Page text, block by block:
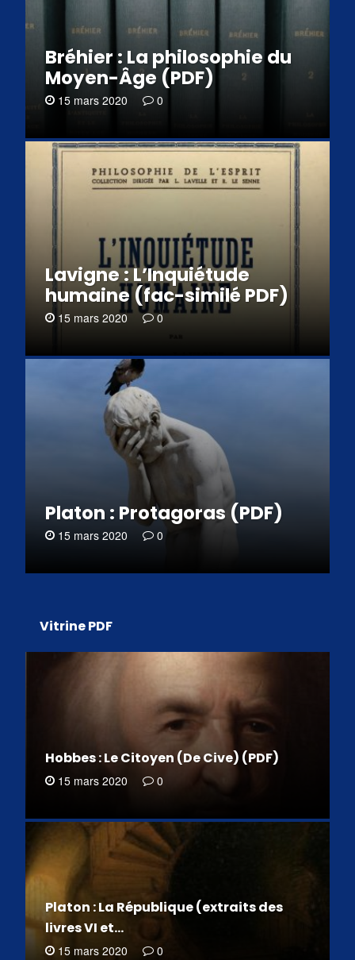
Bréhier : La philosophie du
Moyen-Âge (PDF)
15 mars 2020 0
Lavigne : L’Inquiétude
humaine (fac-similé PDF)
15 mars 2020 0
Platon : Protagoras (PDF)
15 mars 2020 0
Vitrine PDF
Hobbes : Le Citoyen (De Cive) (PDF)
15 mars 2020 0
Platon : La République (extraits des
livres VI et…
15 mars 2020 0